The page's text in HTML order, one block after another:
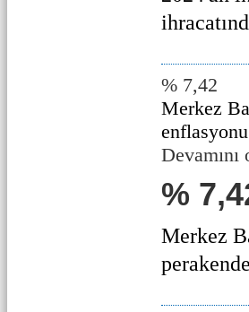
% 7,42
Merkez
Devamını
%
Merkez